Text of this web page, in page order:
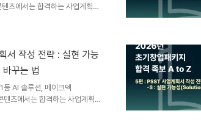
츠에서는 합격하는 사업계획서
야 하는 Problem(문제 인식)
키지 심사위원은 앞서 제시된
로 "이 비즈니스가 얼마나 크
덱은 Scale-up (성장 전략..
작성 전략 : 실현 가능
꾸는 법
등 AI 솔루션, 메이크덱
츠에서는 합격하는 사업계획서
야 하는 Problem(문제 인식)